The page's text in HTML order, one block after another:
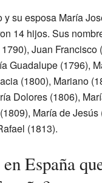
y su esposa María
14 hijos. Sus
Juan Francisco
Guadalupe (1796),
(1800), Mariano
Dolores (1806),
María de Jesús
(1813).
España